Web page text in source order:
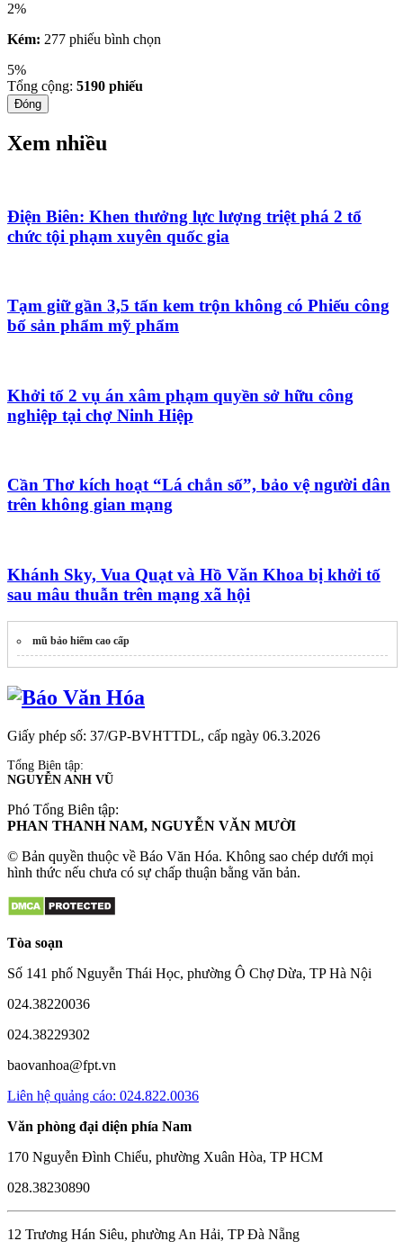
2%
Kém: 277 phiếu bình chọn
5%
Tổng cộng: 5190 phiếu
Đóng
Xem nhiều
Điện Biên: Khen thưởng lực lượng triệt phá 2 tổ
chức tội phạm xuyên quốc gia
Tạm giữ gần 3,5 tấn kem trộn không có Phiếu công
bố sản phẩm mỹ phẩm
Khởi tố 2 vụ án xâm phạm quyền sở hữu công
nghiệp tại chợ Ninh Hiệp
Cần Thơ kích hoạt “Lá chắn số”, bảo vệ người dân
trên không gian mạng
Khánh Sky, Vua Quạt và Hồ Văn Khoa bị khởi tố
sau mâu thuẫn trên mạng xã hội
mũ bảo hiểm cao cấp
Giấy phép số: 37/GP-BVHTTDL, cấp ngày 06.3.2026
Tổng Biên tập:
NGUYỄN ANH VŨ
Phó Tổng Biên tập:
PHAN THANH NAM, NGUYỄN VĂN MƯỜI
© Bản quyền thuộc về Báo Văn Hóa. Không sao chép dưới mọi
hình thức nếu chưa có sự chấp thuận bằng văn bản.
Tòa soạn
Số 141 phố Nguyễn Thái Học, phường Ô Chợ Dừa, TP Hà Nội
024.38220036
024.38229302
baovanhoa@fpt.vn
Liên hệ quảng cáo: 024.822.0036
Văn phòng đại diện phía Nam
170 Nguyễn Đình Chiểu, phường Xuân Hòa, TP HCM
028.38230890
12 Trương Hán Siêu, phường An Hải, TP Đà Nẵng